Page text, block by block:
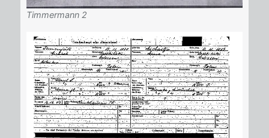
Timmermann 2